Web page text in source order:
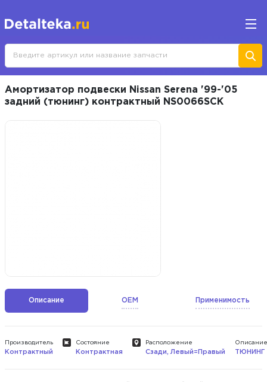
Амортизатор подвески Nissan Serena '99-'05
задний (тюнинг) контрактный NS0066SCK
Описание OEM Применимость
Производитель
Контрактный
Состояние
Контрактная
Расположение
Сзади, Левый=Правый
Описание
ТЮНИНГ